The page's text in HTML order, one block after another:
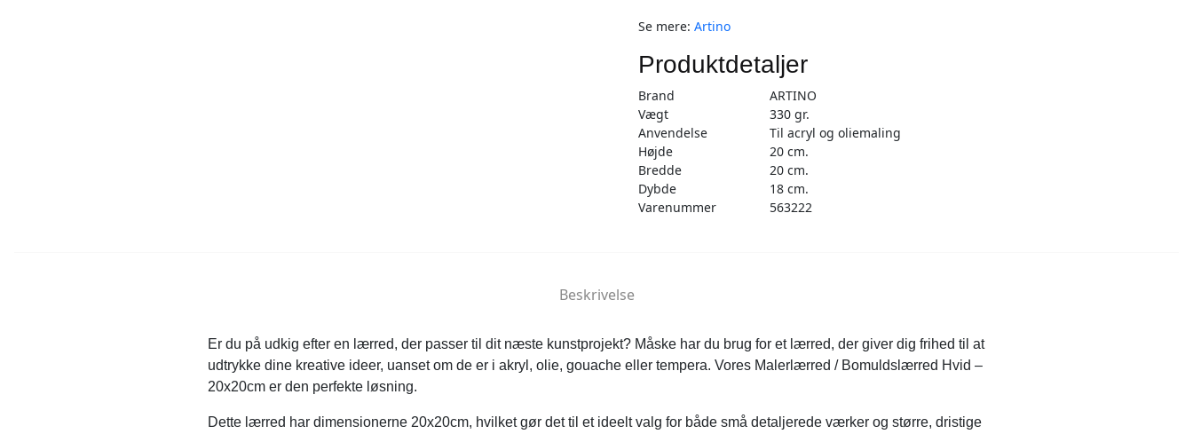
Se mere: Artino
Produktdetaljer
Brand
ARTINO
Vægt
330 gr.
Anvendelse
Til acryl og oliemaling
Højde
20 cm.
Bredde
20 cm.
Dybde
18 cm.
Varenummer
563222
Beskrivelse
Er du på udkig efter en lærred, der passer til dit næste kunstprojekt? Måske har du brug for et lærred, der giver dig frihed til at
udtrykke dine kreative ideer, uanset om de er i akryl, olie, gouache eller tempera. Vores Malerlærred / Bomuldslærred Hvid –
20x20cm er den perfekte løsning.
Dette lærred har dimensionerne 20x20cm, hvilket gør det til et ideelt valg for både små detaljerede værker og større, dristige